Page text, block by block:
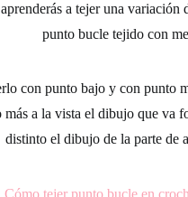
a tejer una
punto bucle tejido con
con punto bajo y con punto
más a la vista el dibujo que va
distinto el dibujo de la parte de